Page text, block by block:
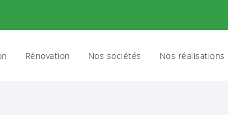
Rénovation Nos sociétés Nos réalisations